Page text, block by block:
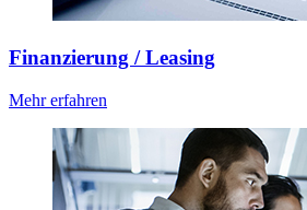
Finanzierung / Leasing
Mehr erfahren